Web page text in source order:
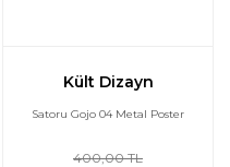
Kült Dizayn
Satoru Gojo 04 Metal Poster
400,00 TL